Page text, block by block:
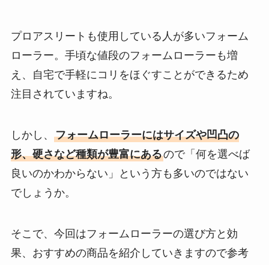
プロアスリートも使用している人が多いフォーム
ローラー。手頃な値段のフォームローラーも増
え、自宅で手軽にコリをほぐすことができるため
注目されていますね。
しかし、 フォームローラーにはサイズや凹凸の
形、硬さなど種類が豊富にあるので「何を選べば
良いのかわからない」という方も多いのではない
でしょうか。
そこで、今回はフォームローラーの選び方と効
果、おすすめの商品を紹介していきますので参考